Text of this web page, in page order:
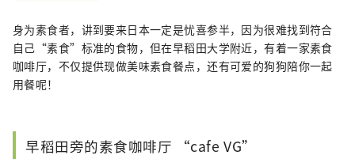
身为素食者，讲到要来日本一定是忧喜参半，因为很难找到符合
自己“素食”标准的食物，但在早稻田大学附近，有着一家素食
咖啡厅，不仅提供现做美味素食餐点，还有可爱的狗狗陪你一起
用餐呢！
早稻田旁的素食咖啡厅 “cafe VG”